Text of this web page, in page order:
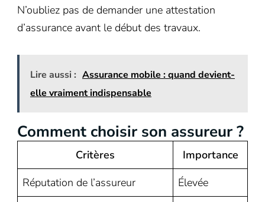
N’oubliez pas de demander une attestation
d’assurance avant le début des travaux.
Lire aussi : Assurance mobile : quand devient-
elle vraiment indispensable
Comment choisir son assureur ?
Critères
Importance
Réputation de l’assureur
Élevée